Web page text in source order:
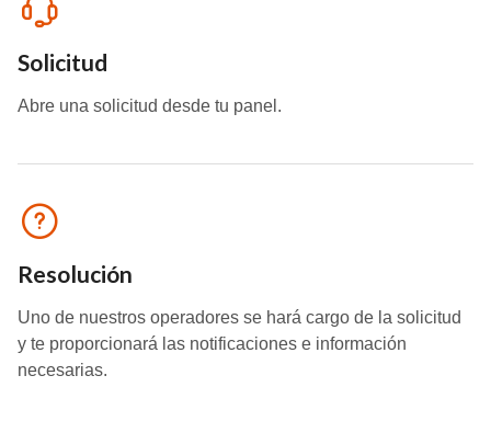
Solicitud
Abre una solicitud desde tu panel.
Resolución
Uno de nuestros operadores se hará cargo de la solicitud
y te proporcionará las notificaciones e información
necesarias.